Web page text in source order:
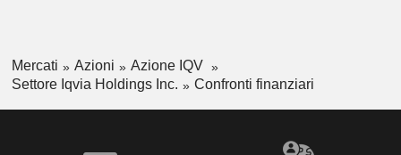
Mercati Azioni
Azione IQV
Settore Iqvia Holdings Inc.
Confronti finanziari